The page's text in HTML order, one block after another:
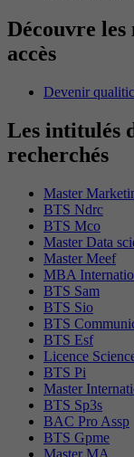
Découvre
accès
Devenir
Les intitulés
recherchés
Master
BTS Ndrc
BTS Mco
Master Data
Master Meef
MBA
BTS Sam
BTS Sio
BTS
BTS Esf
Licence
BTS Pi
Master
BTS Sp3s
BAC Pro Assp
BTS Gpme
Master MA